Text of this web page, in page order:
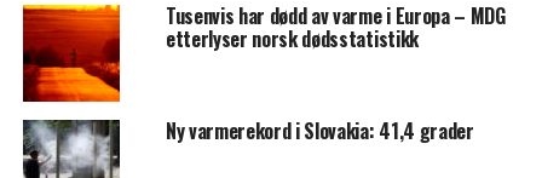
Tusenvis har dødd av varme i Europa – MDG
etterlyser norsk dødsstatistikk
Ny varmerekord i Slovakia: 41,4 grader